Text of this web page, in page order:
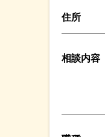
住所
相談内容